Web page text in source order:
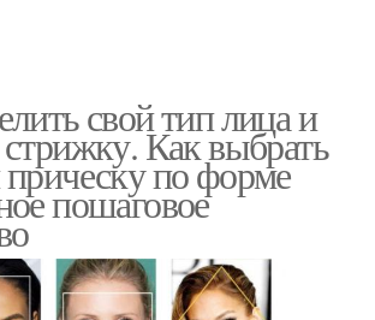
свой тип лица и
Как выбрать
по форме
пошаговое